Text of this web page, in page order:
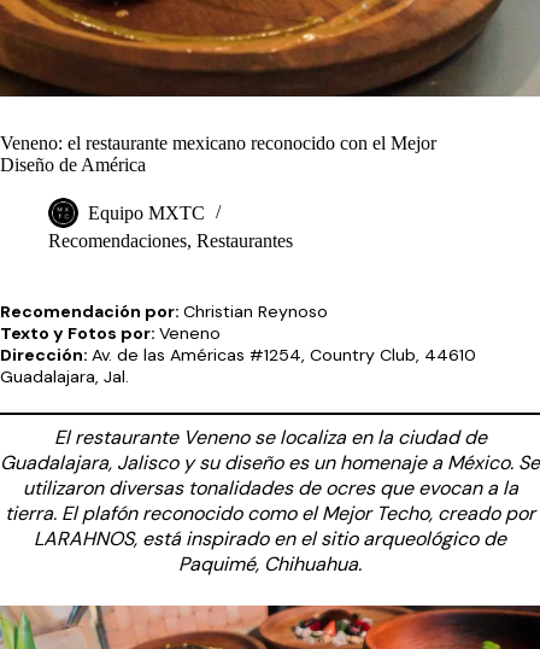
Veneno: el restaurante mexicano reconocido con el Mejor
Diseño de América
Equipo MXTC
Recomendaciones, Restaurantes
Recomendación por: Christian Reynoso
Texto y Fotos por: Veneno
Dirección: Av. de las Américas #1254, Country Club, 44610
Guadalajara, Jal.
Elrestaurante Venenose localiza en la ciudad de
Guadalajara, Jalisco y su diseño es un homenaje a México. Se
utilizaron diversas tonalidades de ocres que evocan a la
tierra. El plafón reconocido como el Mejor Techo, creado por
LARAHNOS, está inspirado en el sitio arqueológico de
Paquimé, Chihuahua.